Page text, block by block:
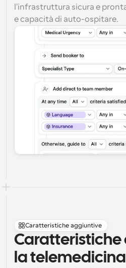
l'infrastruttura sicura e
e capacità di auto-ospitare.
Caratteristiche aggiuntive
Caratteristiche
la